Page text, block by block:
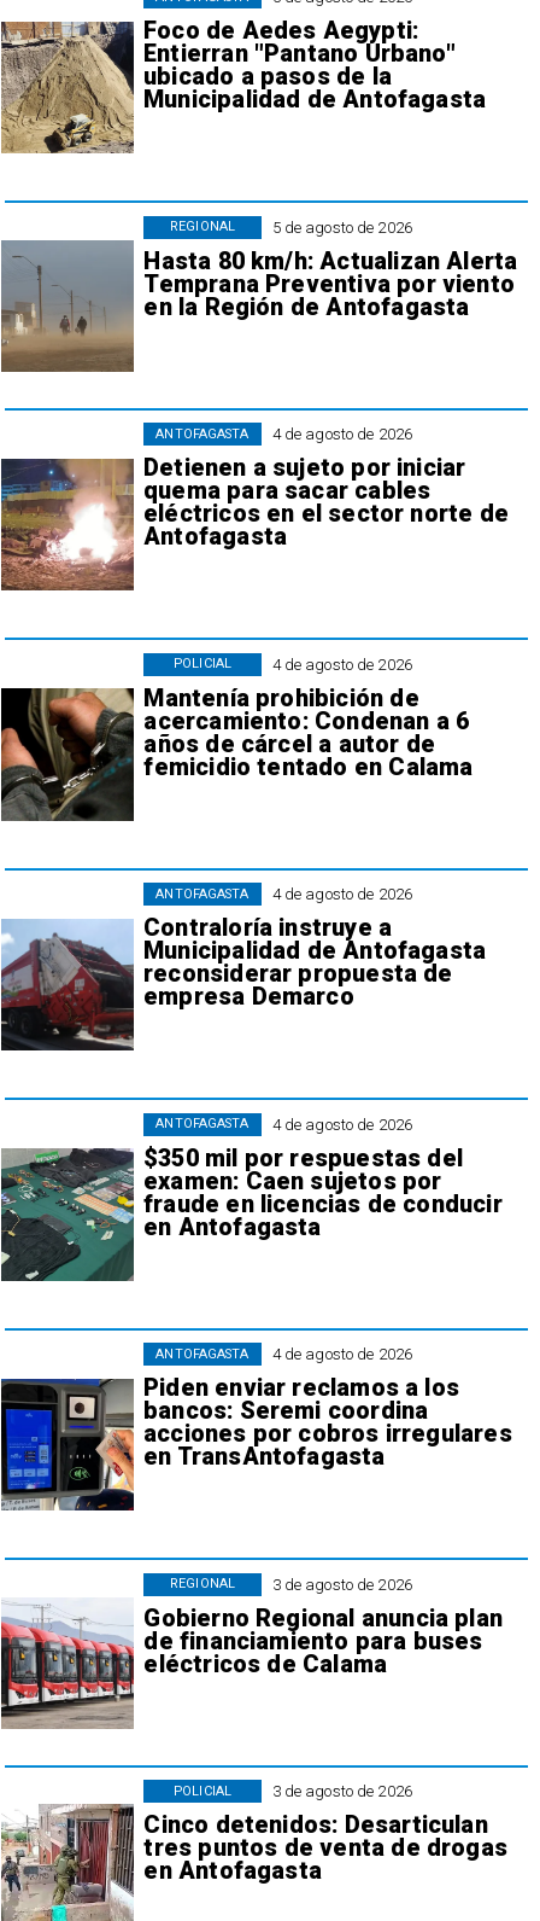
Foco de Aedes Aegypti:
Entierran "Pantano Urbano"
ubicado a pasos de la
Municipalidad de Antofagasta
5 de agosto de 2026
Hasta 80 km/h: Actualizan Alerta
Temprana Preventiva por viento
en la Región de Antofagasta
REGIONAL
4 de agosto de 2026
Detienen a sujeto por iniciar
quema para sacar cables
eléctricos en el sector norte de
Antofagasta
ANTOFAGASTA
4 de agosto de 2026
Mantenía prohibición de
acercamiento: Condenan a 6
años de cárcel a autor de
femicidio tentado en Calama
POLICIAL
4 de agosto de 2026
Contraloría instruye a
Municipalidad de Antofagasta
reconsiderar propuesta de
empresa Demarco
ANTOFAGASTA
4 de agosto de 2026
$350 mil por respuestas del
examen: Caen sujetos por
fraude en licencias de conducir
en Antofagasta
ANTOFAGASTA
4 de agosto de 2026
Piden enviar reclamos a los
bancos: Seremi coordina
acciones por cobros irregulares
en TransAntofagasta
ANTOFAGASTA
3 de agosto de 2026
Gobierno Regional anuncia plan
de financiamiento para buses
eléctricos de Calama
REGIONAL
3 de agosto de 2026
Cinco detenidos: Desarticulan
tres puntos de venta de drogas
en Antofagasta
POLICIAL